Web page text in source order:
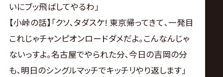
いにブッ飛ばしてやるわ｣
【小峠の話】｢クソ､タダスケ! 東京帰ってきて､一発目
これじゃチャンピオンロードダメだよ｡こんなんじゃ
ないっすよ｡名古屋でやられた分､今日の吉岡の分
も､明日のシングルマッチでキッチリやり返します｣